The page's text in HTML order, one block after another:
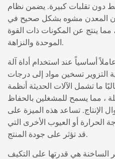
دون تقلبات كبيرة. يضمن نظام
أن المعدن مشوه بشكل صحيح في
مما ينتج عن المكونات ذات القوة
الموحدة والنزاهة.
أساسياً عند استخدام أداة آلة
التزوير تسخين مواد إلى درجات
ما تشمل الآلات الحديثة أنظمة
، مما يسمح للمشغلين بالحفاظ
الإنتاج. تساعد هذه الميزة على
الحرارة أو العيوب الأخرى التي
قد تؤثر على جودة المنتج.
الساخنة هي قدرتها على التكيف